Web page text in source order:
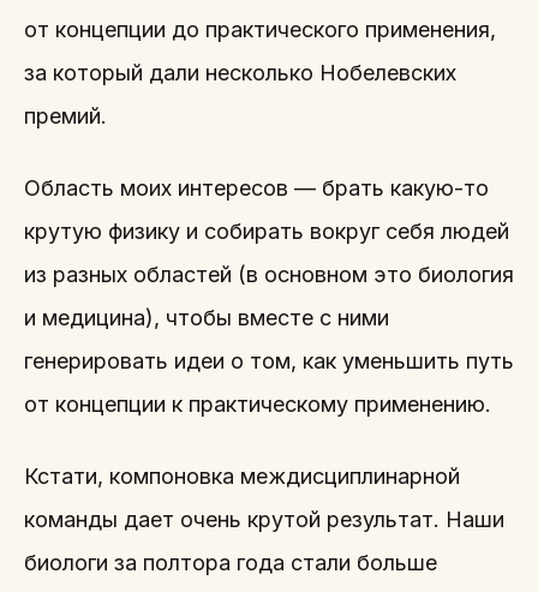
от концепции до практического применения,
за который дали несколько Нобелевских
премий.
Область моих интересов — брать какую-то
крутую физику и собирать вокруг себя людей
из разных областей (в основном это биология
и медицина), чтобы вместе с ними
генерировать идеи о том, как уменьшить путь
от концепции к практическому применению.
Кстати, компоновка междисциплинарной
команды дает очень крутой результат. Наши
биологи за полтора года стали больше